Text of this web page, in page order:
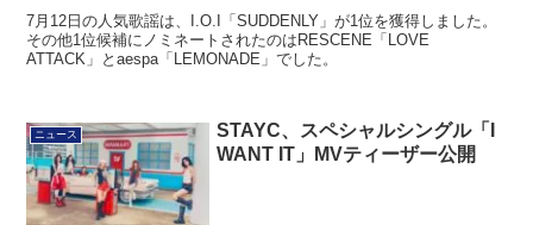
7月12日の人気歌謡は、I.O.I「SUDDENLY」が1位を獲得しました。
その他1位候補にノミネートされたのはRESCENE「LOVE
ATTACK」とaespa「LEMONADE」でした。
ニュース
STAYC、スペシャルシングル「I
WANT IT」MVティーザー公開